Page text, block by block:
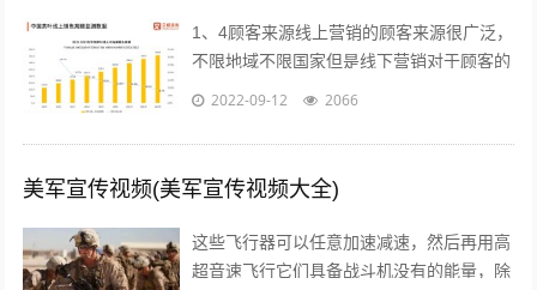
1、4顾客来源线上营销的顾客来源很广泛，
不限地域不限国家但是线下营销对于顾客的
选择性来说就大打折扣，人数很少，当然更
2022-09-12 2066
美军宣传视频(美军宣传视频大全)
这些飞行器可以任意加速减速，然后再用高
超音速飞行它们具备战斗机没有的能量，除